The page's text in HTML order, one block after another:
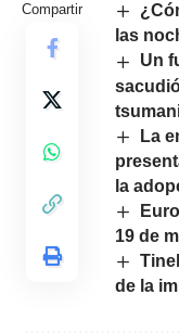
Compartir
las
Un
La
la
19 de
de la